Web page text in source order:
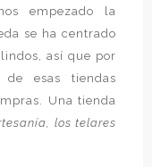
empezado la
se ha centrado
así que por
esas tiendas
Una tienda
los telares